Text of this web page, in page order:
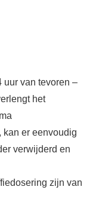
uur van tevoren –
het
kan er eenvoudig
verwijderd en
zijn van